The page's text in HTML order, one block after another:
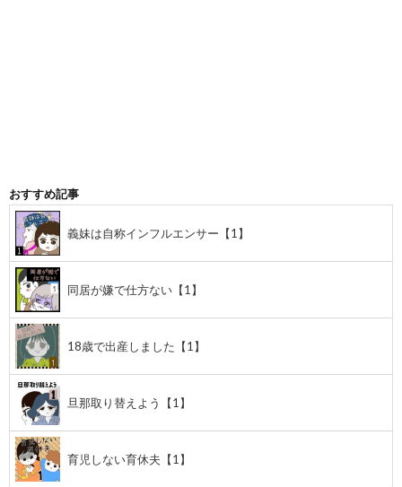
おすすめ記事
義妹は自称インフルエンサー【1】
同居が嫌で仕方ない【1】
18歳で出産しました【1】
旦那取り替えよう【1】
育児しない育休夫【1】